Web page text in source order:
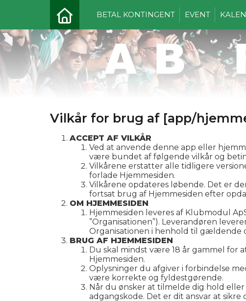
BETAL KONTINGENT EVENT
Vilkår for brug af [app/
ACCEPT AF VILKÅR
Ved at anvende denne app eller
være bundet af følgende vilkår og
Vilkårene erstatter alle tidligere
forlade Hjemmesiden.
Vilkårene opdateres løbende. Det er
fortsat brug af Hjemmesiden efter
OM HJEMMESIDEN
Hjemmesiden leveres af Klubmodul
”Organisationen”). Leverandøren
Organisationen i henhold til gældende
BRUG AF HJEMMESIDEN
Du skal mindst være 18 år gammel for
Hjemmesiden.
Oplysninger du afgiver i forbindelse
være korrekte og fyldestgørende.
Når du ønsker at tilmelde dig hold
adgangskode. Det er dit ansvar at